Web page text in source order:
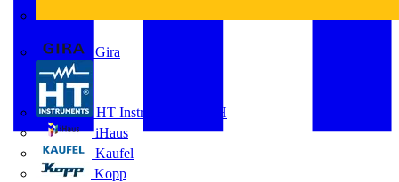
Gira
HT Instruments GmbH
iHaus
Kaufel
Kopp